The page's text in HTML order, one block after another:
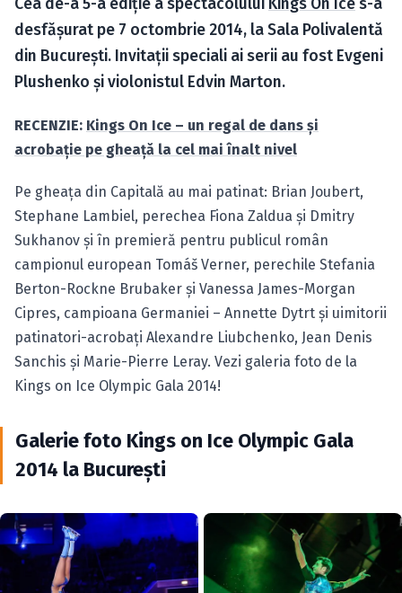
Cea de-a 5-a ediţie a spectacolului Kings On Ices-a
desfăşurat pe 7 octombrie 2014, la Sala Polivalentă
din Bucureşti. Invitaţii speciali ai serii au fost Evgeni
Plushenko şi violonistul Edvin Marton.
RECENZIE: Kings On Ice – un regal de dans şi
acrobaţie pe gheaţă la cel mai înalt nivel
Pe gheaţa din Capitală au mai patinat: Brian Joubert,
Stephane Lambiel, perechea Fiona Zaldua şi Dmitry
Sukhanov şi în premieră pentru publicul român
campionul european Tomáš Verner, perechile Stefania
Berton-Rockne Brubaker şi Vanessa James-Morgan
Cipres, campioana Germaniei – Annette Dytrt şi uimitorii
patinatori-acrobaţi Alexandre Liubchenko, Jean Denis
Sanchis şi Marie-Pierre Leray. Vezi galeria foto de la
Kings on Ice Olympic Gala 2014!
Galerie foto Kings on Ice Olympic Gala
2014 la Bucureşti